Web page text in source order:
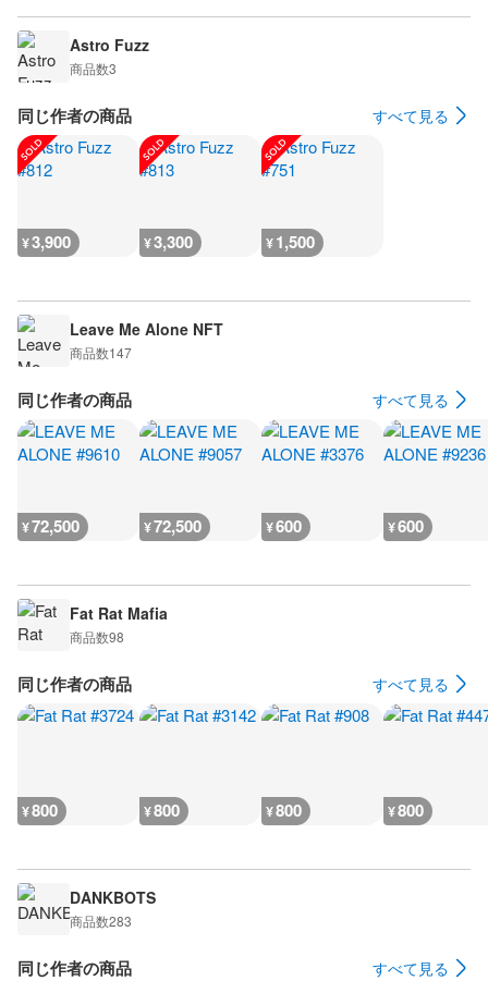
Astro Fuzz
商品数3
同じ作者の商品 すべて見る
¥3,900 ¥3,300 ¥1,500
Leave Me Alone NFT
商品数147
同じ作者の商品 すべて見る
¥72,500 ¥72,500 ¥600 ¥600
Fat Rat Mafia
商品数98
同じ作者の商品 すべて見る
¥800 ¥800 ¥800 ¥800
DANKBOTS
商品数283
同じ作者の商品 すべて見る